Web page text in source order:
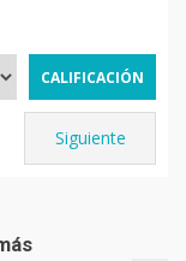
Siguiente